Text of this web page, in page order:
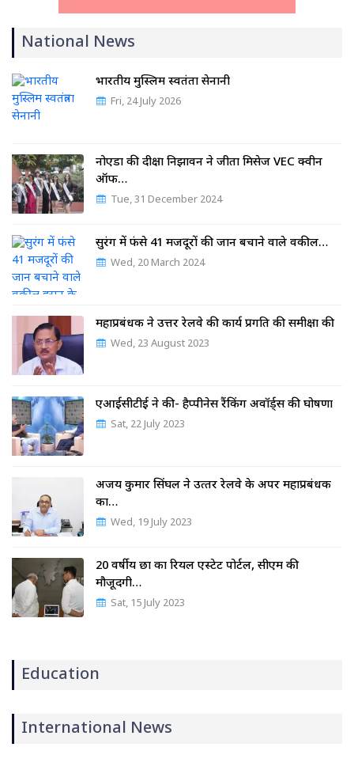
National News
भारतीय मुस्लिम स्वतंत्रता सेनानी
Fri, 24 July 2026
नोएडा की दीक्षा निझावन ने जीता मिसेज VEC क्वीन
ऑफ…
Tue, 31 December 2024
सुरंग में फंसे 41 मजदूरों की जान बचाने वाले वकील…
Wed, 20 March 2024
महाप्रबंधक ने उत्तर रेलवे की कार्य प्रगति की समीक्षा की
Wed, 23 August 2023
एआईसीटीई ने की- हैप्पीनेस रैंकिंग अवॉर्ड्स की घोषणा
Sat, 22 July 2023
अजय कुमार सिंघल ने उत्‍तर रेलवे के अपर महाप्रबंधक
का…
Wed, 19 July 2023
20 वर्षीय छात्र का रियल एस्टेट पोर्टल, सीएम की
मौजूदगी…
Sat, 15 July 2023
Education
International News